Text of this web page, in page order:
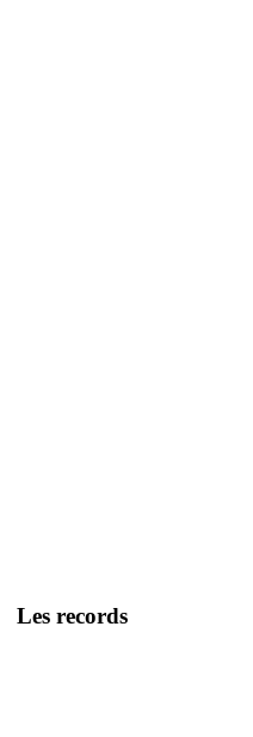
Les records